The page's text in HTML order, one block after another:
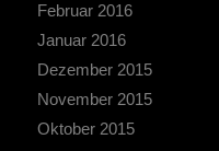
Februar 2016
Januar 2016
Dezember 2015
November 2015
Oktober 2015